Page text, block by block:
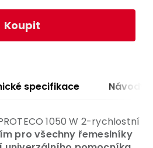
Koupit
specifikace Návody
1050 W 2-rychlostní
pro všechny řemeslníky